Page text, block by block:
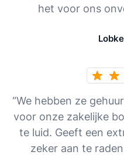
het voor ons
“We hebben ze
voor onze zakelijke
te luid. Geeft een
zeker aan te